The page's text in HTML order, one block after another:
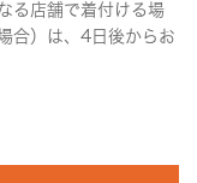
る店舗で着付ける場
合）は、4日後からお